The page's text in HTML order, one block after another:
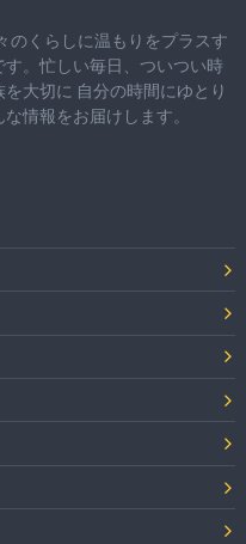
のくらしに温もりをプラスす
。忙しい毎日、ついつい時
を大切に 自分の時間にゆとり
情報をお届けします。